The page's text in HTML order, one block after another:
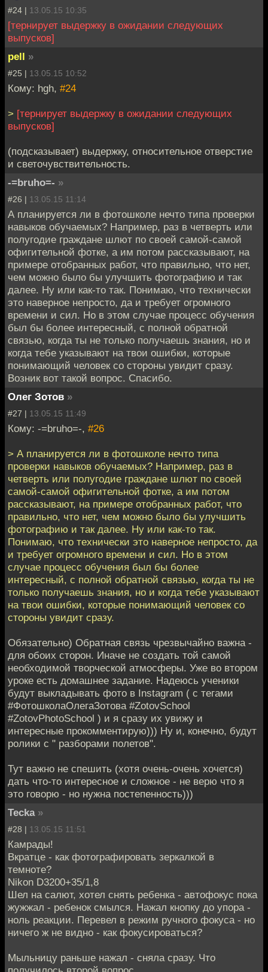
#24 | 13.05.15 10:35
[тернирует выдержку в ожидании следующих
выпусков]
pell »
#25 | 13.05.15 10:52
Кому: hgh, #24
> [тернирует выдержку в ожидании следующих
выпусков]
(подсказывает) выдержку, относительное отверстие
и светочувствительность.
-=bruho=- »
#26 | 13.05.15 11:14
А планируется ли в фотошколе нечто типа проверки
навыков обучаемых? Например, раз в четверть или
полугодие граждане шлют по своей самой-самой
офигительной фотке, а им потом рассказывают, на
примере отобранных работ, что правильно, что нет,
чем можно было бы улучшить фотографию и так
далее. Ну или как-то так. Понимаю, что технически
это наверное непросто, да и требует огромного
времени и сил. Но в этом случае процесс обучения
был бы более интересный, с полной обратной
связью, когда ты не только получаешь знания, но и
когда тебе указывают на твои ошибки, которые
понимающий человек со стороны увидит сразу.
Возник вот такой вопрос. Спасибо.
Олег Зотов »
#27 | 13.05.15 11:49
Кому: -=bruho=-, #26
> А планируется ли в фотошколе нечто типа
проверки навыков обучаемых? Например, раз в
четверть или полугодие граждане шлют по своей
самой-самой офигительной фотке, а им потом
рассказывают, на примере отобранных работ, что
правильно, что нет, чем можно было бы улучшить
фотографию и так далее. Ну или как-то так.
Понимаю, что технически это наверное непросто, да
и требует огромного времени и сил. Но в этом
случае процесс обучения был бы более
интересный, с полной обратной связью, когда ты не
только получаешь знания, но и когда тебе указывают
на твои ошибки, которые понимающий человек со
стороны увидит сразу.
Обязательно) Обратная связь чрезвычайно важна -
для обоих сторон. Иначе не создать той самой
необходимой творческой атмосферы. Уже во втором
уроке есть домашнее задание. Надеюсь ученики
будут выкладывать фото в Instagram ( с тегами
#ФотошколаОлегаЗотова #ZotovSchool
#ZotovPhotoSchool ) и я сразу их увижу и
интересные прокомментирую))) Ну и, конечно, будут
ролики с " разборами полетов".
Тут важно не спешить (хотя очень-очень хочется)
дать что-то интересное и сложное - не верю что я
это говорю - но нужна постепенность)))
Tecka »
#28 | 13.05.15 11:51
Камрады!
Вкратце - как фотографировать зеркалкой в
темноте?
Nikon D3200+35/1,8
Шел на салют, хотел снять ребенка - автофокус пока
жужжал - ребенок смылся. Нажал кнопку до упора -
ноль реакции. Перевел в режим ручного фокуса - но
ничего ж не видно - как фокусироваться?
Мыльницу раньше нажал - сняла сразу. Что